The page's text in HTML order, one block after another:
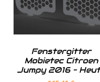
IhresTransporters.
Fenstergitter
Mobietec Citroen
Jumpy 2016 –